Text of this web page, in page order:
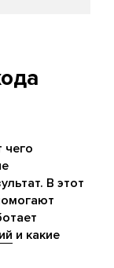
чего
В этот
и какие